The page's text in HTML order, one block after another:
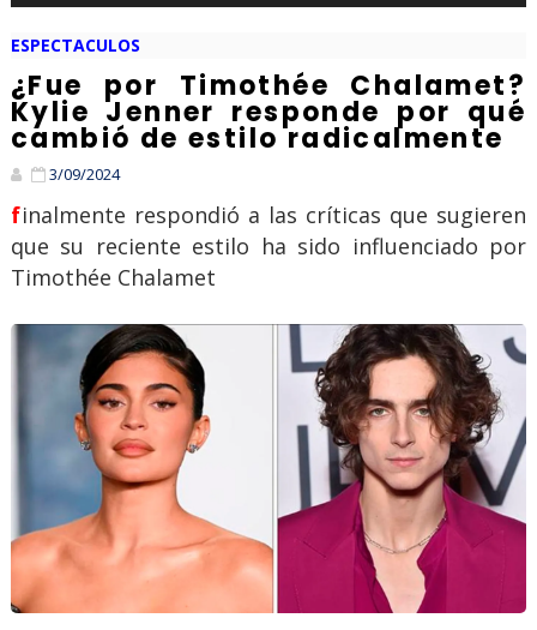
ESPECTACULOS
¿Fue por Timothée Chalamet?
Kylie Jenner responde por qué
cambió de estilo radicalmente
3/09/2024
finalmente respondió a las críticas que sugieren
que su reciente estilo ha sido influenciado por
Timothée Chalamet